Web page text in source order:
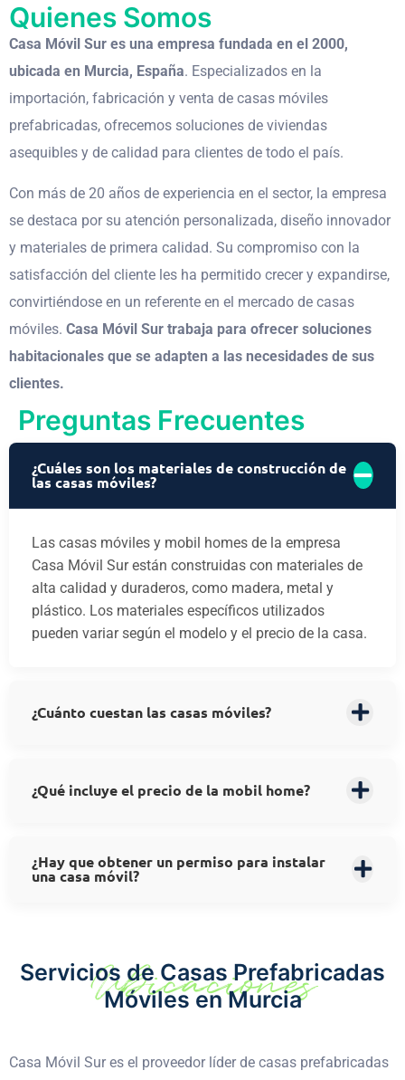
Quienes Somos
Casa Móvil Sur es una empresa fundada en el 2000,
ubicada en Murcia, España. Especializados en la
importación, fabricación y venta de casas móviles
prefabricadas, ofrecemos soluciones de viviendas
asequibles y de calidad para clientes de todo el país.
Con más de 20 años de experiencia en el sector, la empresa
se destaca por su atención personalizada, diseño innovador
y materiales de primera calidad. Su compromiso con la
satisfacción del cliente les ha permitido crecer y expandirse,
convirtiéndose en un referente en el mercado de casas
móviles. Casa Móvil Sur trabaja para ofrecer soluciones
habitacionales que se adapten a las necesidades de sus
clientes.
Preguntas Frecuentes
¿Cuáles son los materiales de construcción de
las casas móviles?
Las casas móviles y mobil homes de la empresa
Casa Móvil Sur están construidas con materiales de
alta calidad y duraderos, como madera, metal y
plástico. Los materiales específicos utilizados
pueden variar según el modelo y el precio de la casa.
¿Cuánto cuestan las casas móviles?
¿Qué incluye el precio de la mobil home?
¿Hay que obtener un permiso para instalar
una casa móvil?
Ubicaciones
Servicios de Casas Prefabricadas
Móviles en Murcia
Casa Móvil Sur es el proveedor líder de casas prefabricadas